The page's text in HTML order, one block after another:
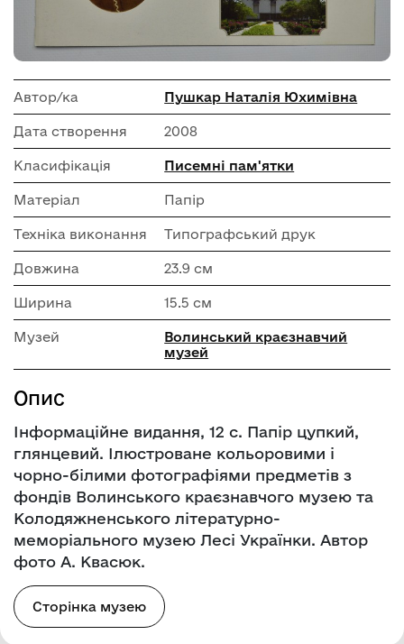
Автор/ка Пушкар Наталія Юхимівна
Дата створення 2008
Класифікація Писемні пам'ятки
Матеріал Папір
Техніка виконання Типографський друк
Довжина 23.9 см
Ширина 15.5 см
Музей
Волинський краєзнавчий
музей
Опис
Інформаційне видання, 12 с. Папір цупкий,
глянцевий. Ілюстроване кольоровими і
чорно-білими фотографіями предметів з
фондів Волинського краєзнавчого музею та
Колодяжненського літературно-
меморіального музею Лесі Українки. Автор
фото А. Квасюк.
Сторінка музею